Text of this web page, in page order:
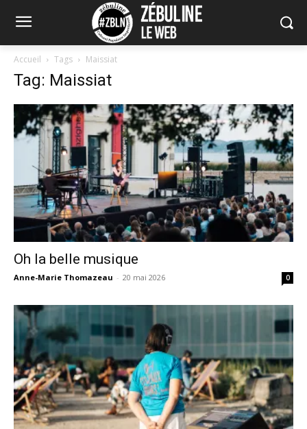
Accueil Tags Maissiat
Tag: Maissiat
Oh la belle musique
Anne-Marie Thomazeau - 20 mai 2026 0